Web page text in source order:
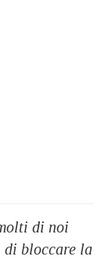
di noi
di bloccare la